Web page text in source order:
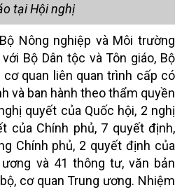
tại Hội nghị
Nông nghiệp và Môi trường
Bộ Dân tộc và Tôn giáo, Bộ
cơ quan liên quan trình cấp có
và ban hành theo thẩm quyền
quyết của Quốc hội, 2 nghị
của Chính phủ, 7 quyết định,
Chính phủ, 2 quyết định của
và 41 thông tư, văn bản
cơ quan Trung ương. Nhiệm